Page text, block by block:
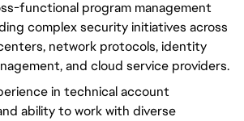
functional program management
complex security initiatives across
network protocols, identity
and cloud service providers.
in technical account
ability to work with diverse